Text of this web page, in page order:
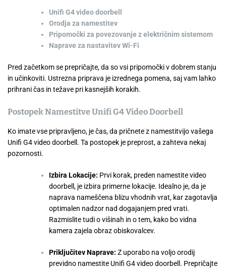
Unifi G4 video doorbell
Orodja za namestitev
Pripomočki za povezovanje z električnim sistemom
Naprave za nastavitev Wi-Fi
Pred začetkom se prepričajte, da so vsi pripomočki v dobrem stanju
in učinkoviti. Ustrezna priprava je izrednega pomena, saj vam lahko
prihrani čas in težave pri kasnejših korakih.
Postopek Namestitve Unifi G4 Video Doorbell
Ko imate vse pripravljeno, je čas, da pričnete z namestitvijo vašega
Unifi G4 video doorbell. Ta postopek je preprost, a zahteva nekaj
pozornosti.
Izbira Lokacije: Prvi korak, preden namestite video
doorbell, je izbira primerne lokacije. Idealno je, da je
naprava nameščena blizu vhodnih vrat, kar zagotavlja
optimalen nadzor nad dogajanjem pred vrati.
Razmislite tudi o višinah in o tem, kako bo vidna
kamera zajela obraz obiskovalcev.
Priključitev Naprave: Z uporabo na voljo orodij
previdno namestite Unifi G4 video doorbell. Prepričajte